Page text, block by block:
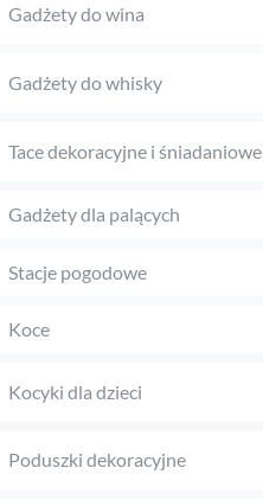
Gadżety do wina
Gadżety do whisky
Tace dekoracyjne i śniadaniowe
Gadżety dla palących
Stacje pogodowe
Koce
Kocyki dla dzieci
Poduszki dekoracyjne